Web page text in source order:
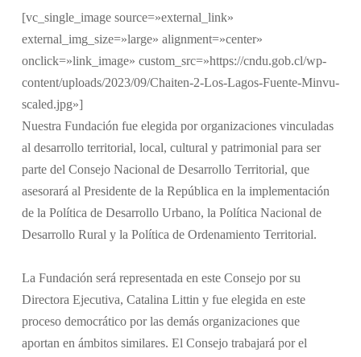
[vc_single_image source=»external_link»
external_img_size=»large» alignment=»center»
onclick=»link_image» custom_src=»https://cndu.gob.cl/wp-
content/uploads/2023/09/Chaiten-2-Los-Lagos-Fuente-Minvu-
scaled.jpg»]
Nuestra Fundación fue elegida por organizaciones vinculadas
al desarrollo territorial, local, cultural y patrimonial para ser
parte del Consejo Nacional de Desarrollo Territorial, que
asesorará al Presidente de la República en la implementación
de la Política de Desarrollo Urbano, la Política Nacional de
Desarrollo Rural y la Política de Ordenamiento Territorial.
La Fundación será representada en este Consejo por su
Directora Ejecutiva, Catalina Littin y fue elegida en este
proceso democrático por las demás organizaciones que
aportan en ámbitos similares. El Consejo trabajará por el